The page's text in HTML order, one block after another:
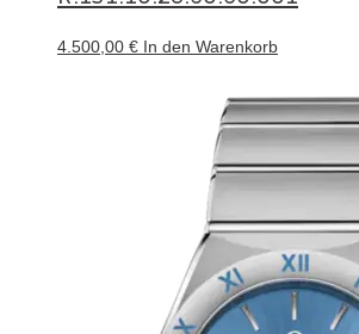
4.500,00 € In den Warenkorb